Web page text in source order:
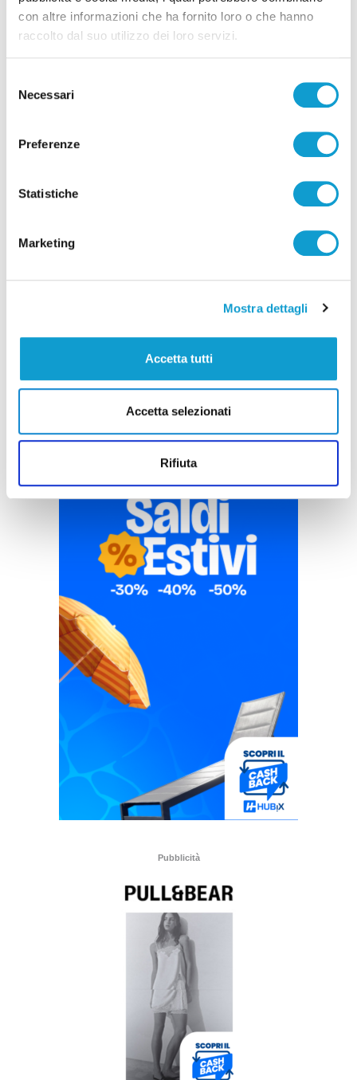
con altre informazioni che ha fornito loro o che hanno
raccolto dal suo utilizzo dei loro servizi.
delNecessari
Preferenze
Statistiche
Marketing
Mostra dettagli
Accetta tutti
Accetta selezionati
Rifiuta
Samb-Lanciano 4-0, entrano Sgarbi e Perrotta
di Pier Paolo Flammini
Pubblicità